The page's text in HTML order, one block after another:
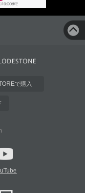
で購入